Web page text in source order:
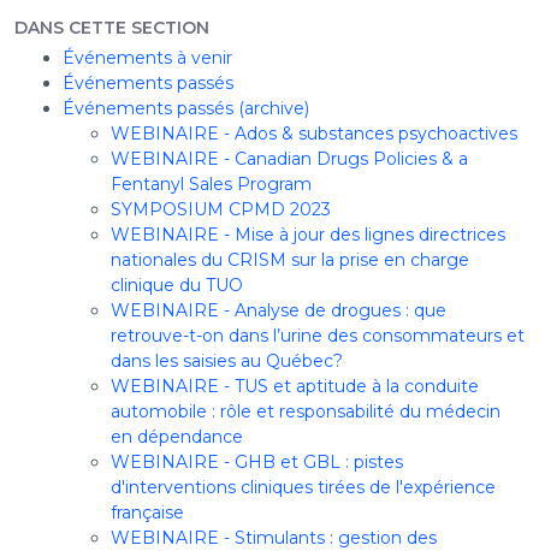
DANS CETTE SECTION
Événements à venir
Événements passés
Événements passés (archive)
WEBINAIRE - Ados & substances psychoactives
WEBINAIRE - Canadian Drugs Policies & a
Fentanyl Sales Program
SYMPOSIUM CPMD 2023
WEBINAIRE - Mise à jour des lignes directrices
nationales du CRISM sur la prise en charge
clinique du TUO
WEBINAIRE - Analyse de drogues : que
retrouve-t-on dans l’urine des consommateurs et
dans les saisies au Québec?
WEBINAIRE - TUS et aptitude à la conduite
automobile : rôle et responsabilité du médecin
en dépendance
WEBINAIRE - GHB et GBL : pistes
d'interventions cliniques tirées de l'expérience
française
WEBINAIRE - Stimulants : gestion des